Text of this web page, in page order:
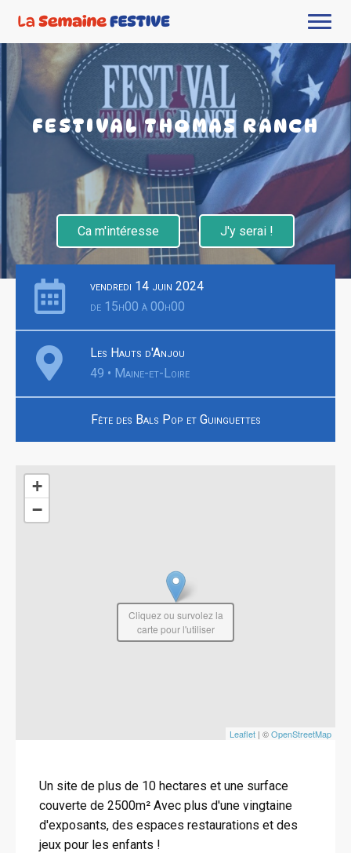
FESTIVAL THOMAS RANCH
Ca m'intéresse J'y serai !
vendredi 14 juin 2024
de 15h00 à 00h00
Les Hauts d'Anjou
49 • Maine-et-Loire
Fête des Bals Pop et Guinguettes
+
−
Leaflet | ©OpenStreetMap
Cliquez ou survolez la
carte pour l'utiliser
Un site de plus de 10 hectares et une surface
couverte de 2500m² Avec plus d'une vingtaine
d'exposants, des espaces restaurations et des
jeux pour les enfants !